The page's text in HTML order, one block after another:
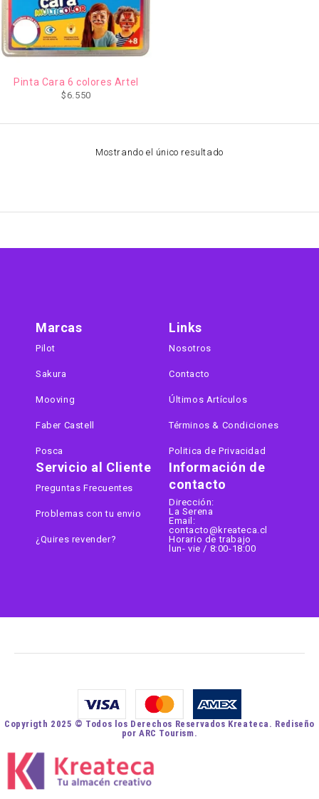
Pinta Cara 6 colores Artel
$6.550
Mostrando el único resultado
Información de
contacto
Dirección:
La Serena
Email:
contacto@kreateca.cl
Horario de trabajo
lun- vie / 8:00-18:00
Marcas
Pilot
Sakura
Mooving
Faber Castell
Posca
Links
Nosotros
Contacto
Últimos Artículos
Términos & Condiciones
Politica de Privacidad
Servicio al Cliente
Preguntas Frecuentes
Problemas con tu envio
¿Quires revender?
Copyrigth 2025 © Todos los Derechos Reservados Kreateca. Rediseño
por ARC Tourism.